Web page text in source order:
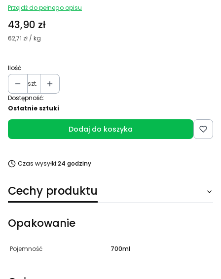
Przejdź do pełnego opisu
Cena
43,90 zł
62,71 zł / kg
Ilość
szt.
Dostępność:
Ostatnie sztuki
Dodaj do koszyka
Czas wysyłki:24 godziny
Cechy produktu
Opakowanie
Pojemność 700ml